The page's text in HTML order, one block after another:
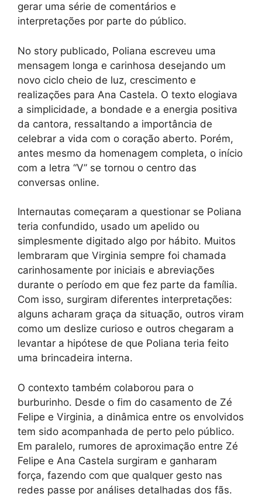
gerar uma série de comentários e
interpretações por parte do público.
No story publicado, Poliana escreveu uma
mensagem longa e carinhosa desejando um
novo ciclo cheio de luz, crescimento e
realizações para Ana Castela. O texto elogiava
a simplicidade, a bondade e a energia positiva
da cantora, ressaltando a importância de
celebrar a vida com o coração aberto. Porém,
antes mesmo da homenagem completa, o início
com a letra “V” se tornou o centro das
conversas online.
Internautas começaram a questionar se Poliana
teria confundido, usado um apelido ou
simplesmente digitado algo por hábito. Muitos
lembraram que Virginia sempre foi chamada
carinhosamente por iniciais e abreviações
durante o período em que fez parte da família.
Com isso, surgiram diferentes interpretações:
alguns acharam graça da situação, outros viram
como um deslize curioso e outros chegaram a
levantar a hipótese de que Poliana teria feito
uma brincadeira interna.
O contexto também colaborou para o
burburinho. Desde o fim do casamento de Zé
Felipe e Virginia, a dinâmica entre os envolvidos
tem sido acompanhada de perto pelo público.
Em paralelo, rumores de aproximação entre Zé
Felipe e Ana Castela surgiram e ganharam
força, fazendo com que qualquer gesto nas
redes passe por análises detalhadas dos fãs.